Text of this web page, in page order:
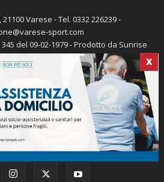
X
Varese - Tel. 0332 226239 -
sport.com
del 09-02-1979 - Prodotto da Sunrise
Michele Marocco -Cookie policy
Pubblicità
sport.com
SEGUICI